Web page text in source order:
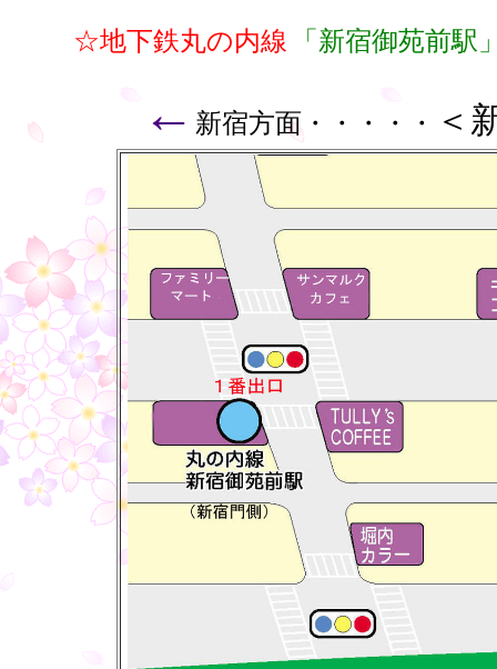
☆地下鉄丸の内線 「新宿御苑前駅
← 新宿方面・・・・・ ＜